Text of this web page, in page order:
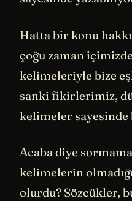
Hatta bir konu
çoğu zaman
kelimeleriyle bize
sanki fikirlerimiz,
kelimeler sayesinde
Acaba diye
kelimelerin
olurdu? Sözcükler,